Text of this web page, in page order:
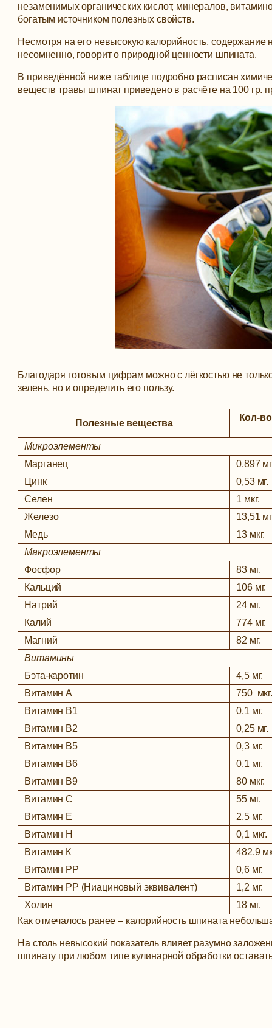
незаменимых органических кислот, минералов,
богатым источником полезных свойств.
Несмотря на его невысокую калорийность,
несомненно, говорит о природной ценности шпината.
В приведённой ниже таблице подробно расписан
веществ травы шпинат приведено в расчёте на 100 гр.
Благодаря готовым цифрам можно с лёгкостью не
зелень, но и определить его пользу.
Полезные вещества
Кол-
Микроэлементы
Марганец
0,897
Цинк
0,53 мг.
Селен
1 мкг.
Железо
13,51
Медь
13 мкг.
Макроэлементы
Фосфор
83 мг.
Кальций
106 мг.
Натрий
24 мг.
Калий
774 мг.
Магний
82 мг.
Витамины
Бэта-каротин
4,5 мг.
Витамин А
750 мкг.
Витамин В1
0,1 мг.
Витамин В2
0,25 мг.
Витамин В5
0,3 мг.
Витамин В6
0,1 мг.
Витамин В9
80 мкг.
Витамин С
55 мг.
Витамин Е
2,5 мг.
Витамин Н
0,1 мкг.
Витамин К
482,9
Витамин РР
0,6 мг.
Витамин РР (Ниациновый эквивалент)
1,2 мг.
Холин
18 мг.
Как отмечалось ранее – калорийность шпината
На столь невысокий показатель влияет разумно
шпинату при любом типе кулинарной обработки